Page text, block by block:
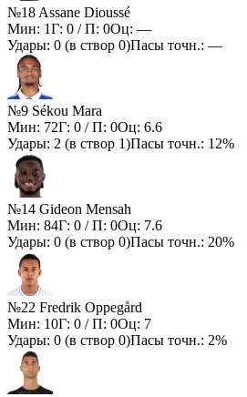
№18 Assane Dioussé
Мин: 1Г: 0 / П: 0Оц: —
Удары: 0 (в створ 0)Пасы точн.: —
№9 Sékou Mara
Мин: 72Г: 0 / П: 0Оц: 6.6
Удары: 2 (в створ 1)Пасы точн.: 12%
№14 Gideon Mensah
Мин: 84Г: 0 / П: 0Оц: 7.6
Удары: 0 (в створ 0)Пасы точн.: 20%
№22 Fredrik Oppegård
Мин: 10Г: 0 / П: 0Оц: 7
Удары: 0 (в створ 0)Пасы точн.: 2%